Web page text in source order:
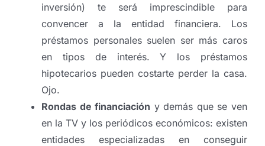
inversión) te será imprescindible para
convencer a la entidad financiera. Los
préstamos personales suelen ser más caros
en tipos de interés. Y los préstamos
hipotecarios pueden costarte perder la casa.
Ojo.
Rondas de financiación y demás que se ven
en la TV y los periódicos económicos: existen
entidades especializadas en conseguir